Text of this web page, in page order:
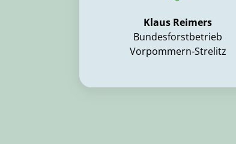
Klaus Reimers
Bundesforstbetrieb
Vorpommern-Strelitz